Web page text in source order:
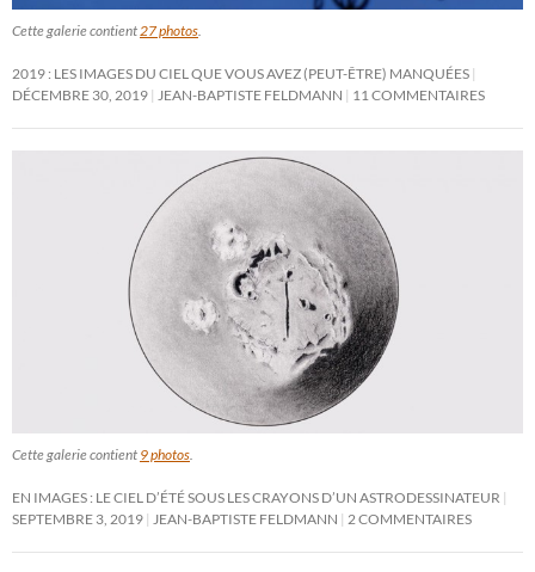
Cette galerie contient27 photos.
2019 : LES IMAGES DU CIEL QUE VOUS AVEZ (PEUT-ÊTRE) MANQUÉES
DÉCEMBRE 30, 2019 JEAN-BAPTISTE FELDMANN 11 COMMENTAIRES
Cette galerie contient 9 photos.
EN IMAGES : LE CIEL D’ÉTÉ SOUS LES CRAYONS D’UN ASTRODESSINATEUR
SEPTEMBRE 3, 2019 JEAN-BAPTISTE FELDMANN 2 COMMENTAIRES